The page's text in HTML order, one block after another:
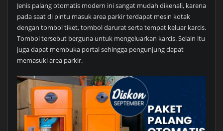
Jenis palang otomatis modern ini sangat mudah dikenali, karena
pada saat di pintu masuk area parkir terdapat mesin kotak
dengan tombol tiket, tombol darurat serta tempat keluar karcis.
Tombol tersebut berguna untuk mengeluarkan karcis. Selain itu
juga dapat membuka portal sehingga pengunjung dapat
memasuki area parkir.